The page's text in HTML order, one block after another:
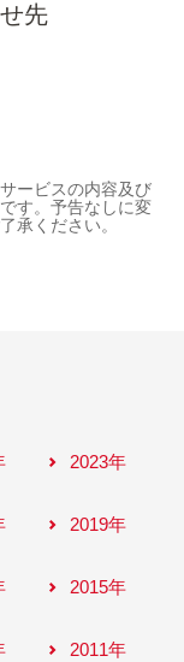
先
ービスの内容及び
す。予告なしに変
承ください。
2023年
2019年
2015年
2011年